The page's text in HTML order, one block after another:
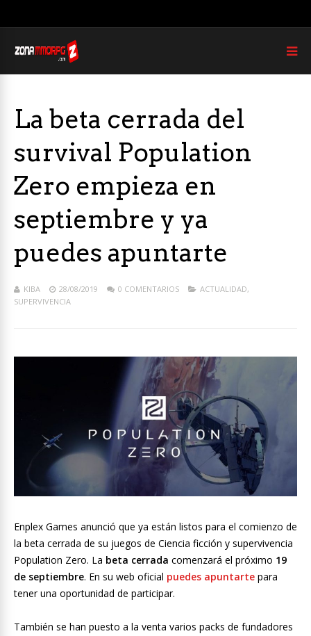
La beta cerrada del
survival Population
Zero empieza en
septiembre y ya
puedes apuntarte
KIBA 28/08/2019 0 COMENTARIOS ACTUALIDAD,
SUPERVIVENCIA
Enplex Games anunció que ya están listos para el comienzo de
la beta cerrada de su juegos de Ciencia ficción y supervivencia
Population Zero. La beta cerrada comenzará el próximo 19
de septiembre. En su web oficial puedes apuntarte para
tener una oportunidad de participar.
También se han puesto a la venta varios packs de fundadores